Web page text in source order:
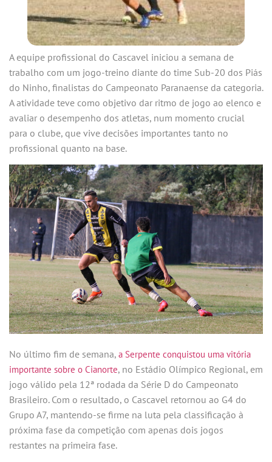
A equipe profissional do Cascavel iniciou a semana de
trabalho com um jogo-treino diante do time Sub-20 dos Piás
do Ninho, finalistas do Campeonato Paranaense da categoria.
A atividade teve como objetivo dar ritmo de jogo ao elenco e
avaliar o desempenho dos atletas, num momento crucial
para o clube, que vive decisões importantes tanto no
profissional quanto na base.
No último fim de semana, a Serpente conquistou uma vitória
importante sobre o Cianorte, no Estádio Olímpico Regional, em
jogo válido pela 12ª rodada da Série D do Campeonato
Brasileiro. Com o resultado, o Cascavel retornou ao G4 do
Grupo A7, mantendo-se firme na luta pela classificação à
próxima fase da competição com apenas dois jogos
restantes na primeira fase.